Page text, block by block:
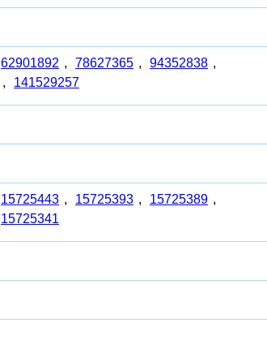
62901892 , 78627365 , 94352838 ,
, 141529257
15725443 , 15725393 , 15725389 ,
15725341